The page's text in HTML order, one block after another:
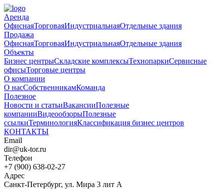
Аренда
ОфиснаяТорговаяИндустриальнаяОтдельные здания
Продажа
ОфиснаяТорговаяИндустриальнаяОтдельные здания
Объекты
Бизнес центрыСкладские комплексыТехнопаркиСервисные
офисыТорговые центры
О компании
О насСобственникамКоманда
Полезное
Новости и статьиВакансииПолезные
компанииВидеообзорыПолезные
ссылкиТерминологияКлассификация бизнес центров
КОНТАКТЫ
Email
dir@uk-tor.ru
Телефон
+7 (900) 638-02-27
Адрес
Санкт-Петербург, ул. Мира 3 лит А